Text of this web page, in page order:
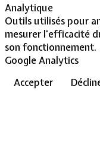
Analytique
Outils utilisés pour
mesurer l'efficacité
son fonctionnement.
Google Analytics
Accepter